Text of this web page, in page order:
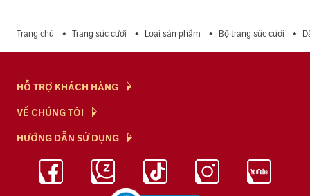
Trang chủ Trang sức cưới Loại sản phẩm Bộ trang sức cưới
HỖ TRỢ KHÁCH HÀNG
Hỏi & Đáp
Chính Sách
Chính Sách Bảo Mật
Bảng Giá Vàng
VỀ CHÚNG TÔI
NTJ Flagship
Cửa hàng
Tuyển Dụng
HƯỚNG DẪN SỬ DỤNG
Bảo Quản Trang Sức
Kiến Thức Kim Cương